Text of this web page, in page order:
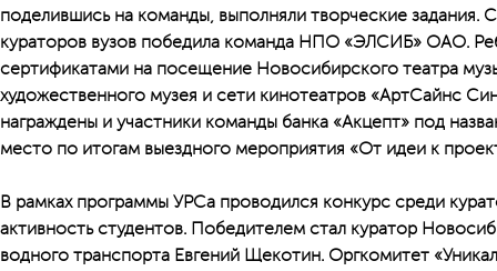
поделившись на команды, выполняли творческие задания.
кураторов вузов победила команда НПО «ЭЛСИБ» ОАО.
сертификатами на посещение Новосибирского театра
художественного музея и сети кинотеатров «АртСайнс
награждены и участники команды банка «Акцепт» под
место по итогам выездного мероприятия «От идеи к
В рамках программы УРСа проводился конкурс среди
активность студентов. Победителем стал куратор
водного транспорта Евгений Щекотин. Оргкомитет